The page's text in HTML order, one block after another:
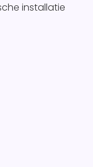
installatie